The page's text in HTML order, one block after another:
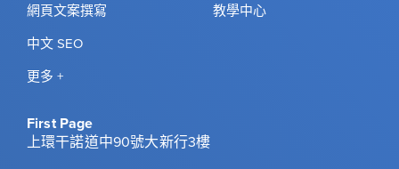
網頁文案撰寫
中文 SEO
更多 +
教學中心
First Page
上環干諾道中90號大新行3樓